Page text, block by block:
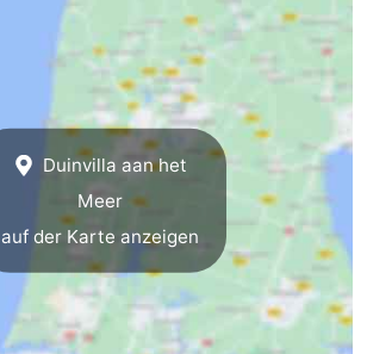
Duinvilla aan het
Meer
auf der Karte anzeigen